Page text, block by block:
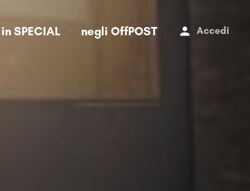
in SPECIAL negli OffPOST Accedi